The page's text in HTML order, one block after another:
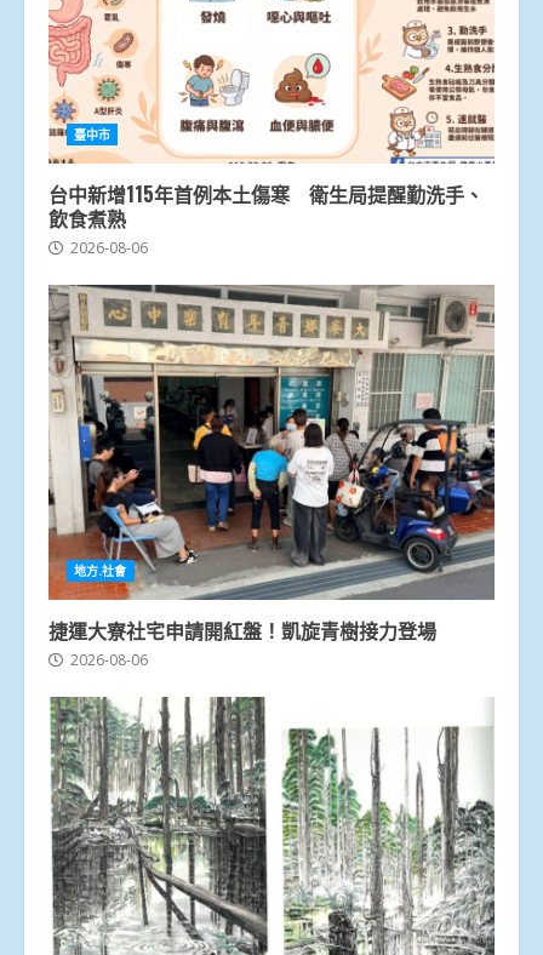
臺中市
台中新增115年首例本土傷寒 衛生局提醒勤洗手、
飲食煮熟
2026-08-06
地方.社會
捷運大寮社宅申請開紅盤！凱旋青樹接力登場
2026-08-06